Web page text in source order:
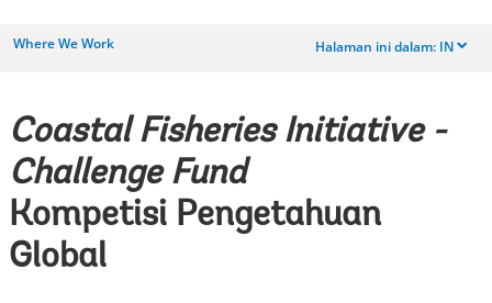
Where We Work Halaman ini dalam: IN dropdown
Coastal Fisheries Initiative -
Challenge Fund
Kompetisi Pengetahuan
Global